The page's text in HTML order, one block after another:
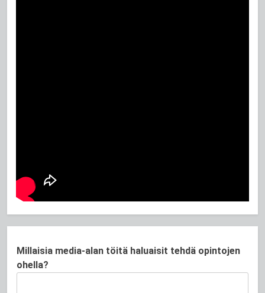
ö
i
Millaisia media-alan töitä haluaisit tehdä opintojen
ohella?